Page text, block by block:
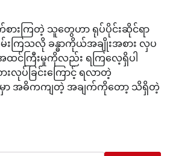
ားကြတဲ့ သူတွေဟာ ရုပ်ပိုင်းဆိုင်ရာ
မ်းကြသလို ခန္ဓာကိုယ်အချိုးအစား လှပ
ထင်ကြီးမှုကိုလည်း ရကြလေ့ရှိပါ
းလုပ်ခြင်းကြောင့် ရလာတဲ့
မှာ အဓိကကျတဲ့ အချက်ကိုတော့ သိရှိတဲ့